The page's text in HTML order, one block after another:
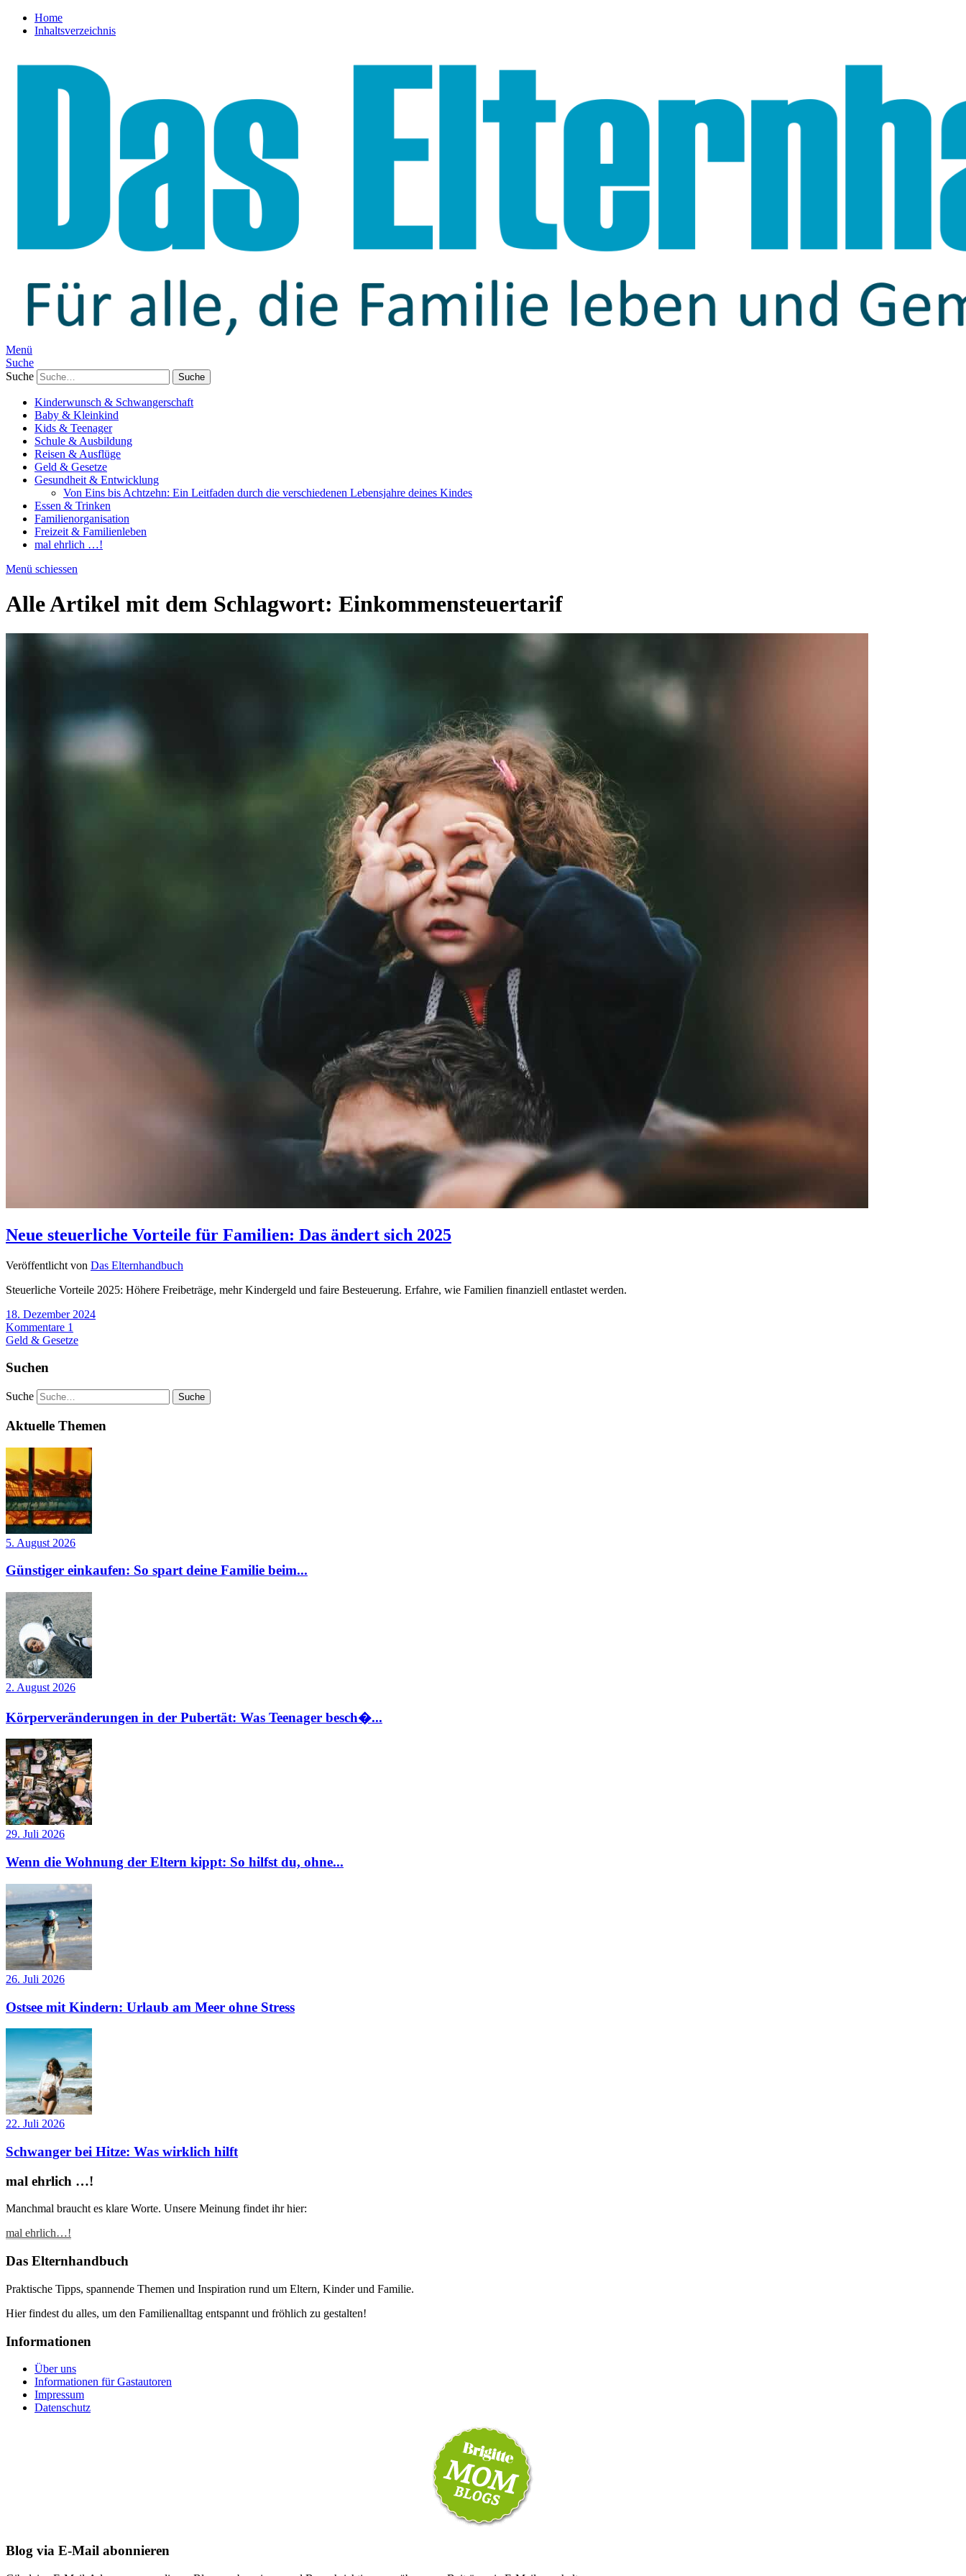
Home
Inhaltsverzeichnis
Menü
Suche
Suche
Kinderwunsch & Schwangerschaft
Baby & Kleinkind
Kids & Teenager
Schule & Ausbildung
Reisen & Ausflüge
Geld & Gesetze
Gesundheit & Entwicklung
Von Eins bis Achtzehn: Ein Leitfaden durch die verschiedenen Lebensjahre deines Kindes
Essen & Trinken
Familienorganisation
Freizeit & Familienleben
mal ehrlich …!
Menü schiessen
Alle Artikel mit dem Schlagwort: Einkommensteuertarif
Neue steuerliche Vorteile für Familien: Das ändert sich 2025
Veröffentlicht von Das Elternhandbuch
Steuerliche Vorteile 2025: Höhere Freibeträge, mehr Kindergeld und faire Besteuerung. Erfahre, wie Familien finanziell entlastet werden.
18. Dezember 2024
Kommentare 1
Geld & Gesetze
Suchen
Suche
Aktuelle Themen
5. August 2026
Günstiger einkaufen: So spart deine Familie beim...
2. August 2026
Körperveränderungen in der Pubertät: Was Teenager besch�...
29. Juli 2026
Wenn die Wohnung der Eltern kippt: So hilfst du, ohne...
26. Juli 2026
Ostsee mit Kindern: Urlaub am Meer ohne Stress
22. Juli 2026
Schwanger bei Hitze: Was wirklich hilft
mal ehrlich …!
Manchmal braucht es klare Worte. Unsere Meinung findet ihr hier:
mal ehrlich…!
Das Elternhandbuch
Praktische Tipps, spannende Themen und Inspiration rund um Eltern, Kinder und Familie.
Hier findest du alles, um den Familienalltag entspannt und fröhlich zu gestalten!
Informationen
Über uns
Informationen für Gastautoren
Impressum
Datenschutz
Blog via E-Mail abonnieren